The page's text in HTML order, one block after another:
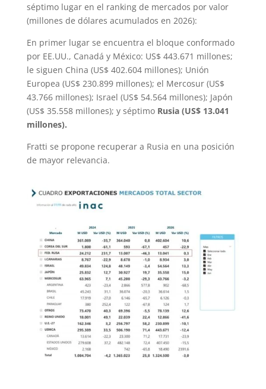
séptimo lugar en el ranking de mercados por valor
(millones de dólares acumulados en 2026):
En primer lugar se encuentra el bloque conformado
por EE.UU., Canadá y México: US$ 443.671 millones;
le siguen China (US$ 402.604 millones); Unión
Europea (US$ 230.899 millones); el Mercosur (US$
43.766 millones); Israel (US$ 54.564 millones); Japón
(US$ 35.558 millones); y séptimo Rusia (US$ 13.041
millones).
Fratti se propone recuperar a Rusia en una posición
de mayor relevancia.